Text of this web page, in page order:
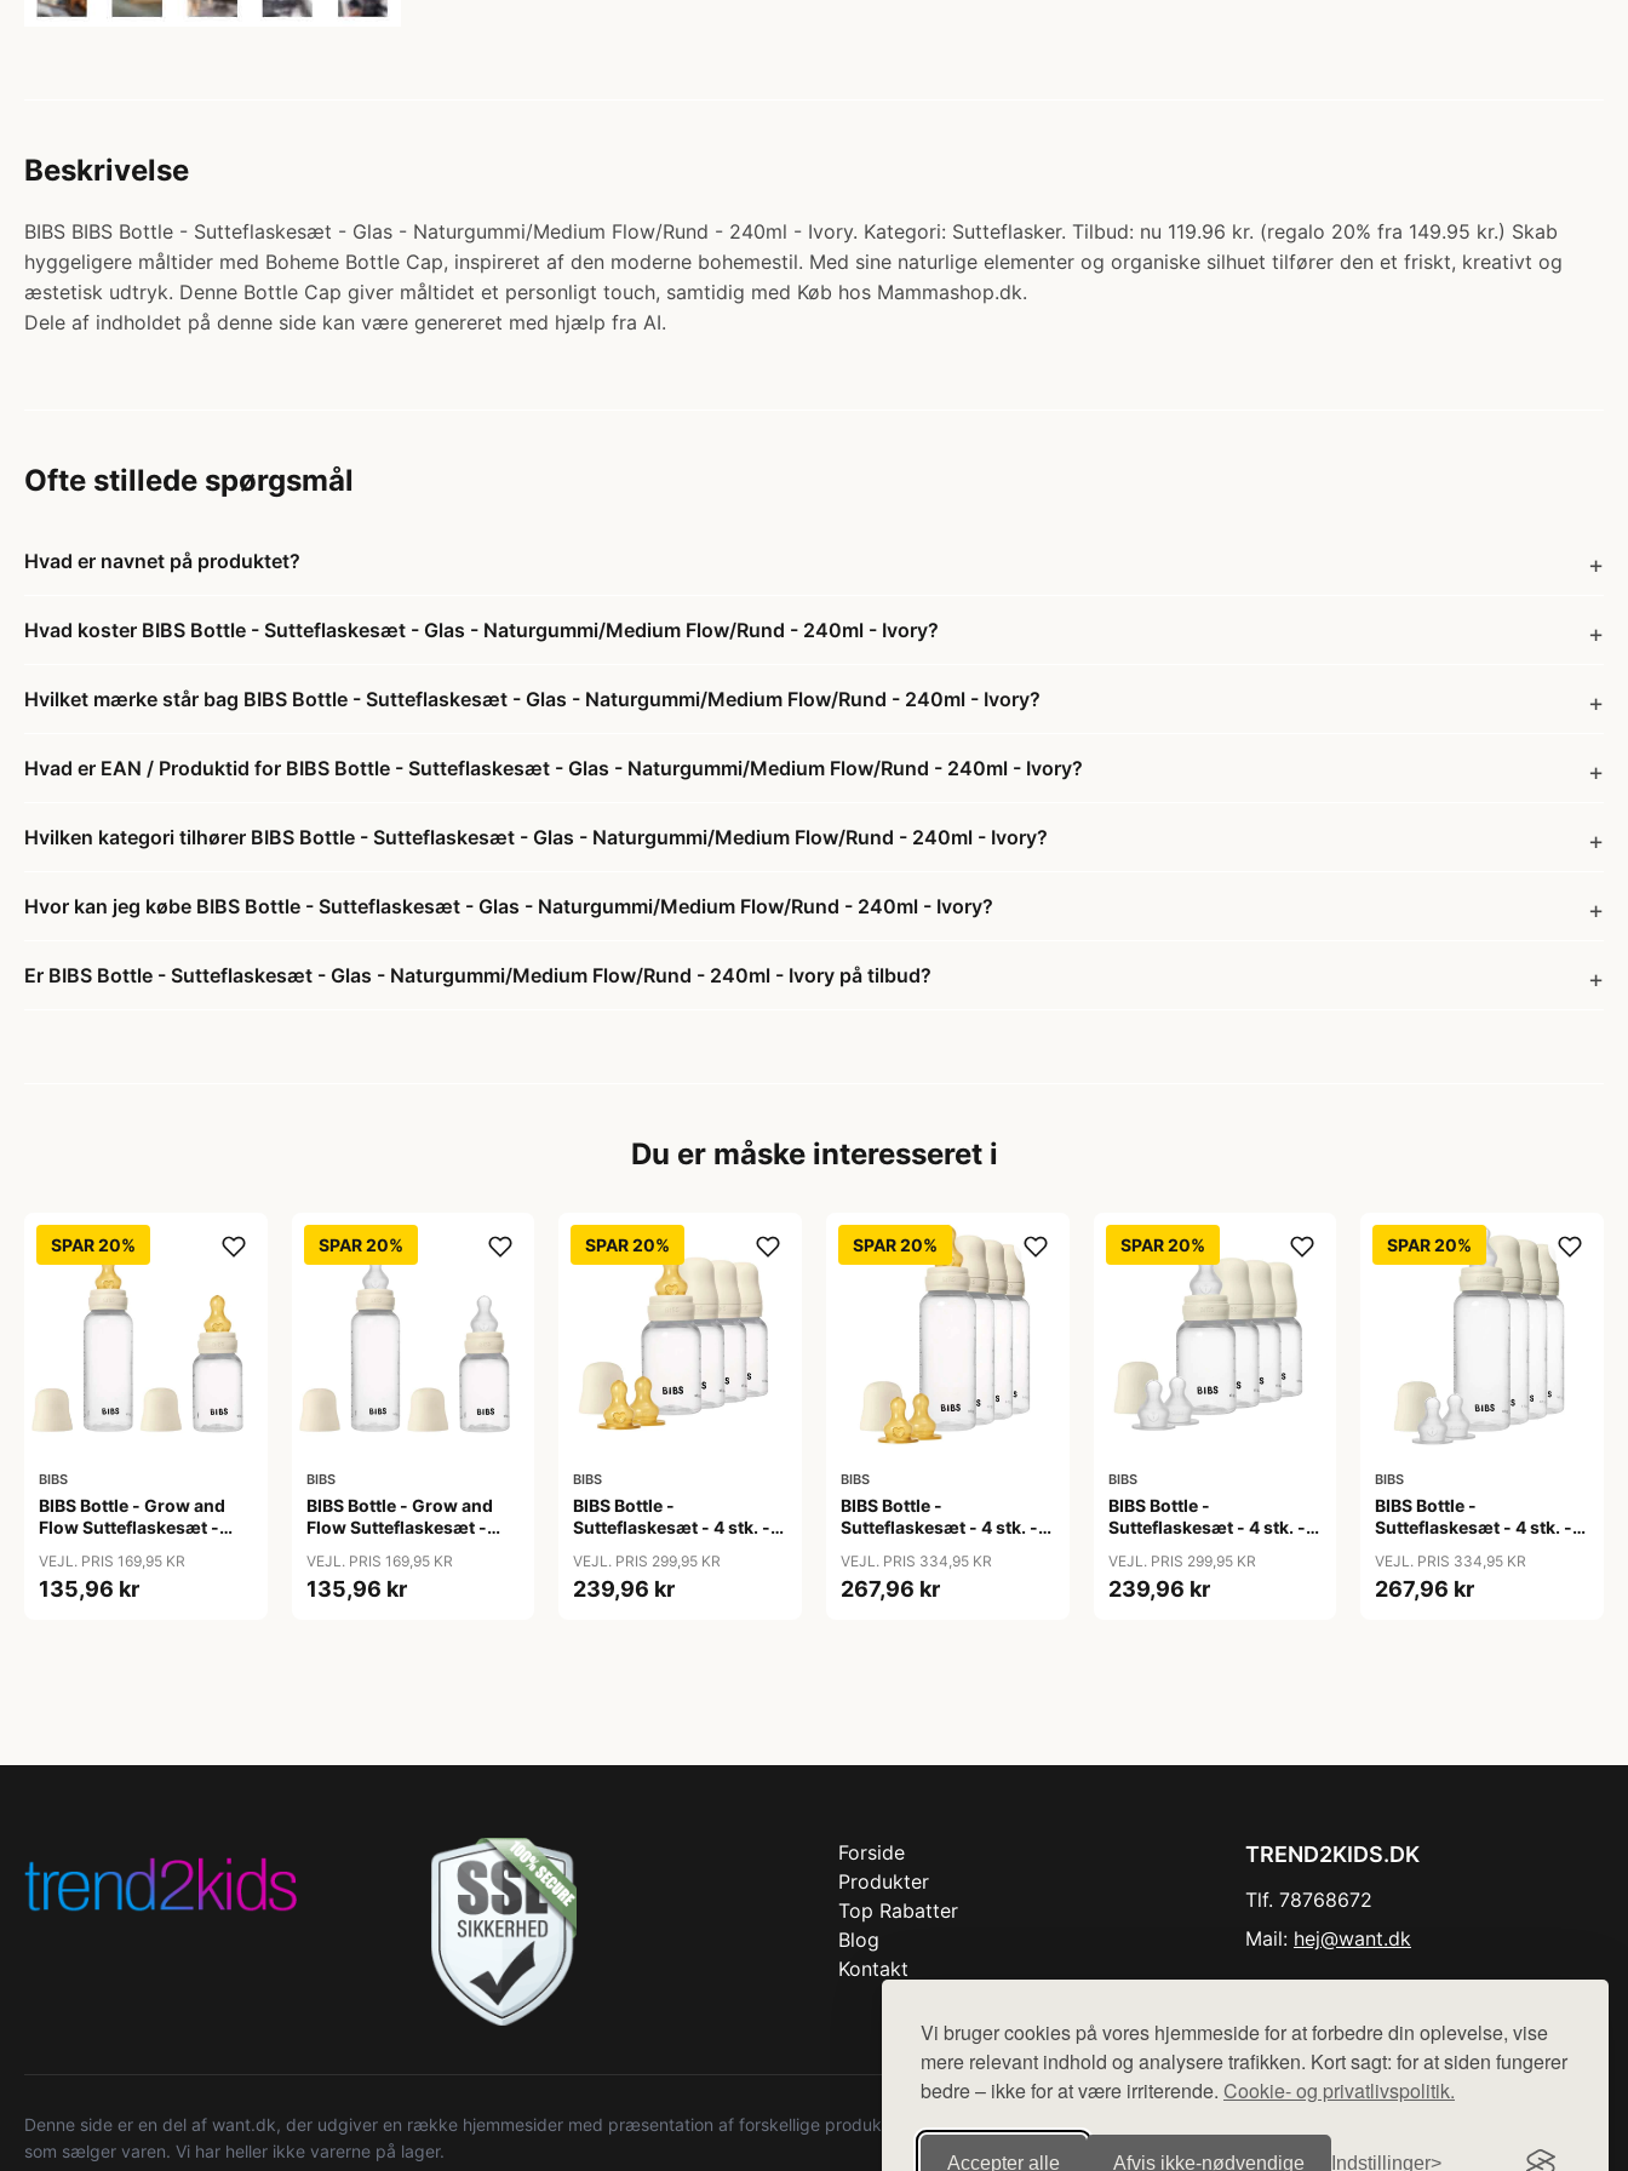
Vi bruger cookies på vores hjemmeside for at forbedre din oplevelse, vise
mere relevant indhold og analysere trafikken. Kort sagt: for at siden fungerer
bedre – ikke for at være irriterende. Cookie- og privatlivspolitik.
Accepter alle Afvis ikke‑nødvendige Indstillinger
Beskrivelse
BIBS BIBS Bottle - Sutteflaskesæt - Glas - Naturgummi/Medium Flow/Rund - 240ml - Ivory. Kategori: Sutteflasker. Tilbud: nu 119.96 kr. (regalo 20% fra 149.95 kr.) Skab
hyggeligere måltider med Boheme Bottle Cap, inspireret af den moderne bohemestil. Med sine naturlige elementer og organiske silhuet tilfører den et friskt, kreativt og
æstetisk udtryk. Denne Bottle Cap giver måltidet et personligt touch, samtidig med Køb hos Mammashop.dk.
Dele af indholdet på denne side kan være genereret med hjælp fra AI.
Ofte stillede spørgsmål
Hvad er navnet på produktet?
Hvad koster BIBS Bottle - Sutteflaskesæt - Glas - Naturgummi/Medium Flow/Rund - 240ml - Ivory?
Hvilket mærke står bag BIBS Bottle - Sutteflaskesæt - Glas - Naturgummi/Medium Flow/Rund - 240ml - Ivory?
Hvad er EAN / Produktid for BIBS Bottle - Sutteflaskesæt - Glas - Naturgummi/Medium Flow/Rund - 240ml - Ivory?
Hvilken kategori tilhører BIBS Bottle - Sutteflaskesæt - Glas - Naturgummi/Medium Flow/Rund - 240ml - Ivory?
Hvor kan jeg købe BIBS Bottle - Sutteflaskesæt - Glas - Naturgummi/Medium Flow/Rund - 240ml - Ivory?
Er BIBS Bottle - Sutteflaskesæt - Glas - Naturgummi/Medium Flow/Rund - 240ml - Ivory på tilbud?
Du er måske interesseret i
SPAR 20%
BIBS
BIBS Bottle - Grow and
Flow Sutteflaskesæt -
Naturgummi/Rund -
150ml/270ml - 2-Pak -
VEJL. PRIS 169,95 KR
135,96 kr
SPAR 20%
BIBS
BIBS Bottle - Grow and
Flow Sutteflaskesæt -
150ml/270ml - 2-Pak -
Ivory
VEJL. PRIS 169,95 KR
135,96 kr
SPAR 20%
BIBS
BIBS Bottle -
Sutteflaskesæt - 4 stk. -
150ml - Ivory
VEJL. PRIS 299,95 KR
239,96 kr
SPAR 20%
BIBS
BIBS Bottle -
Sutteflaskesæt - 4 stk. -
270ml - Ivory
VEJL. PRIS 334,95 KR
267,96 kr
SPAR 20%
BIBS
BIBS Bottle -
Sutteflaskesæt - 4 stk. -
- Ivory
VEJL. PRIS 299,95 KR
239,96 kr
SPAR 20%
BIBS
BIBS Bottle -
Sutteflaskesæt - 4 stk. -
- Ivory
VEJL. PRIS 334,95 KR
267,96 kr
Forside
Produkter
Top Rabatter
Blog
Kontakt
TREND2KIDS.DK
Tlf. 78768672
Mail: hej@want.dk
Denne side er en del af want.dk, der udgiver en række hjemmesider med præsentation af forskellige produkter fra diverse webshops. Der sælges ikke varer fra denne side - vi henviser til de shops,
som sælger varen. Vi har heller ikke varerne på lager.